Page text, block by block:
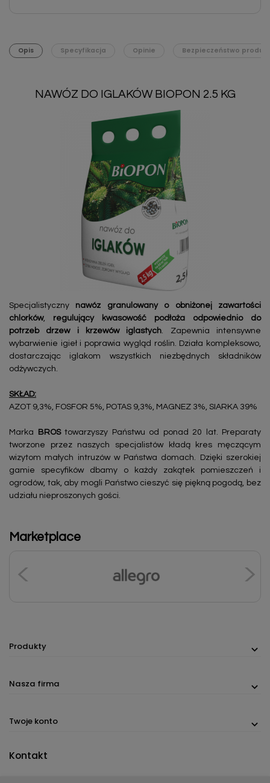
Opis Specyfikacja Opinie Bezpieczeństwo
NAWÓZ DO IGLAKÓW BIOPON 2.5 KG
Specjalistyczny nawóz granulowany
o obniżonej zawartości
chlorków, regulujący kwasowość podłoża odpowiednio do
potrzeb drzew i krzewów iglastych . Zapewnia intensywne
wybarwienie igieł i poprawia wygląd roślin. Działa kompleksowo,
dostarczając iglakom wszystkich niezbędnych składników
odżywczych.
SKŁAD:
AZOT 9,3%, FOSFOR 5%, POTAS 9,3%, MAGNEZ 3%, SIARKA 39%
Marka BROStowarzyszy Państwu od ponad 20 lat. Preparaty
tworzone przez naszych specjalistów kładą kres męczącym
wizytom małych intruzów w Państwa domach. Dzięki szerokiej
gamie specyfików dbamy o każdy zakątek pomieszczeń i
ogrodów, tak, aby mogli Państwo cieszyć się piękną pogodą, bez
udziału nieproszonych gości.
Marketplace
Produkty
Nasza firma
Twoje konto
Kontakt